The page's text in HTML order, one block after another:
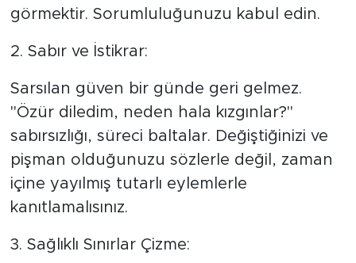
görmektir. Sorumluluğunuzu kabul edin.
​2. Sabır ve İstikrar:
Sarsılan güven bir günde geri gelmez.
"Özür diledim, neden hala kızgınlar?"
sabırsızlığı, süreci baltalar. Değiştiğinizi ve
pişman olduğunuzu sözlerle değil, zaman
içine yayılmış tutarlı eylemlerle
kanıtlamalısınız.
​3. Sağlıklı Sınırlar Çizme: